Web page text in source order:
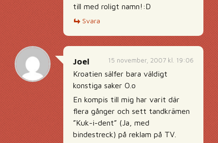
till med roligt namn!:D
Svara
15 november, 2007 kl. 19:06
Joel
Kroatien sälfer bara väldigt
konstiga saker O.o
En kompis till mig har varit där
flera gånger och sett tandkrämen
”Kuk-i-dent” (Ja, med
bindestreck) på reklam på TV.